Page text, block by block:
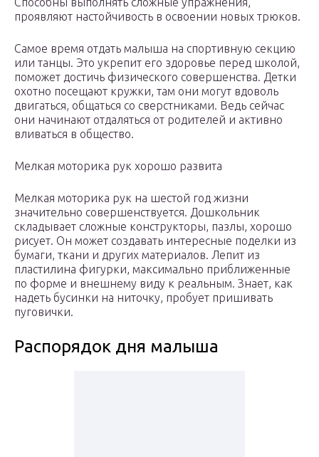
проявляют настойчивость в освоении новых трюков.
Самое время отдать малыша на спортивную секцию
или танцы. Это укрепит его здоровье перед школой,
поможет достичь физического совершенства. Детки
охотно посещают кружки, там они могут вдоволь
двигаться, общаться со сверстниками. Ведь сейчас
они начинают отдаляться от родителей и активно
вливаться в общество.
Мелкая моторика рук хорошо развита
Мелкая моторика рук на шестой год жизни
значительно совершенствуется. Дошкольник
складывает сложные конструкторы, пазлы, хорошо
рисует. Он может создавать интересные поделки из
бумаги, ткани и других материалов. Лепит из
пластилина фигурки, максимально приближенные
по форме и внешнему виду к реальным. Знает, как
надеть бусинки на ниточку, пробует пришивать
пуговички.
Распорядок дня малыша